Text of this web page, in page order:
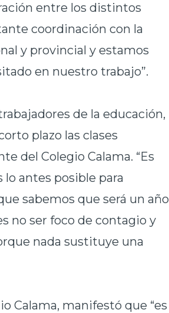
entre los distintos
coordinación con la
y provincial y estamos
en nuestro trabajo”.
de la educación,
plazo las clases
del Colegio Calama. “Es
antes posible para
sabemos que será un año
no ser foco de contagio y
nada sustituye una
Calama, manifestó que “es